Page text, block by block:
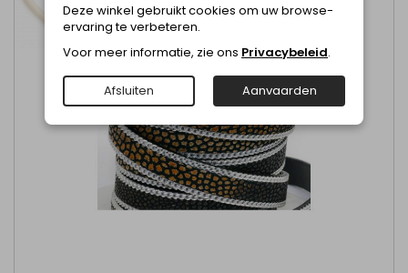
Deze winkel gebruikt cookies om uw browse-
ervaring te verbeteren.
Voor meer informatie, zie ons Privacybeleid.
Afsluiten Aanvaarden